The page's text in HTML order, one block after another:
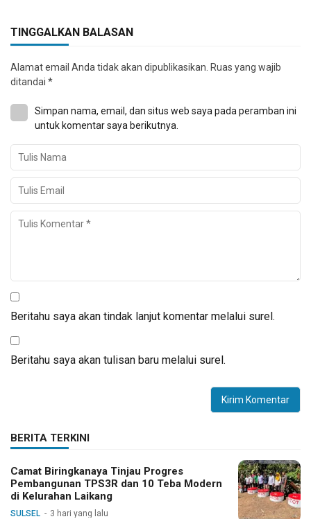
TINGGALKAN BALASAN
Alamat email Anda tidak akan dipublikasikan. Ruas yang wajib
ditandai *
Simpan nama, email, dan situs web saya pada peramban ini
untuk komentar saya berikutnya.
Beritahu saya akan tindak lanjut komentar melalui surel.
Beritahu saya akan tulisan baru melalui surel.
BERITA TERKINI
Camat Biringkanaya Tinjau Progres
Pembangunan TPS3R dan 10 Teba Modern
di Kelurahan Laikang
SULSEL 3 hari yang lalu